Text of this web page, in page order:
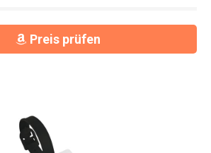
Preis prüfen